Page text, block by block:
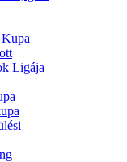
Ligája